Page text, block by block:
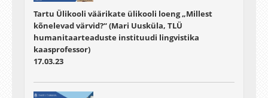
Tartu Ülikooli väärikate ülikooli loeng „Millest
kõnelevad värvid?“ (Mari Uusküla, TLÜ
humanitaarteaduste instituudi lingvistika
kaasprofessor)
17.03.23